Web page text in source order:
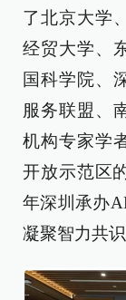
了北京大学
经贸大学、
国科学院、
服务联盟、
机构专家学
开放示范区
年深圳承办
凝聚智力共识